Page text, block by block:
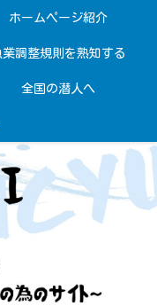
ホームページ紹介
業調整規則を熟知する
全国の潜人へ